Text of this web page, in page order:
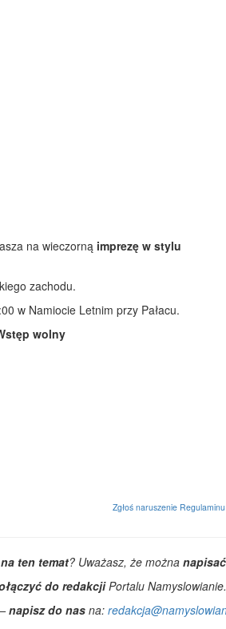
na wieczorną imprezę w stylu
zachodu.
w Namiocie Letnim przy Pałacu.
wolny
Zgłoś naruszenie Regulaminu
na ten temat? Uważasz, że można
do redakcjiPortalu
napisz do nas na: